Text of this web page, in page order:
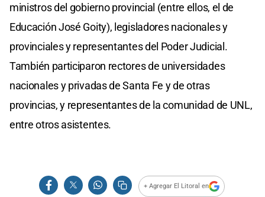
ministros del gobierno provincial (entre ellos, el de
Educación José Goity), legisladores nacionales y
provinciales y representantes del Poder Judicial.
También participaron rectores de universidades
nacionales y privadas de Santa Fe y de otras
provincias, y representantes de la comunidad de UNL,
entre otros asistentes.
+ Agregar El Litoral en